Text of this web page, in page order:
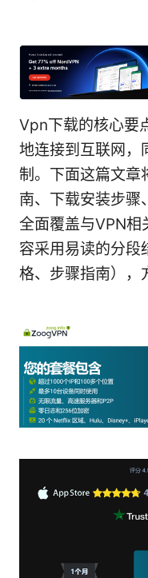
Vpn下载的核心要
地连接到互联网，
制。下面这篇文章
南、下载安装步骤
全面覆盖与VPN相
容采用易读的分段
格、步骤指南），